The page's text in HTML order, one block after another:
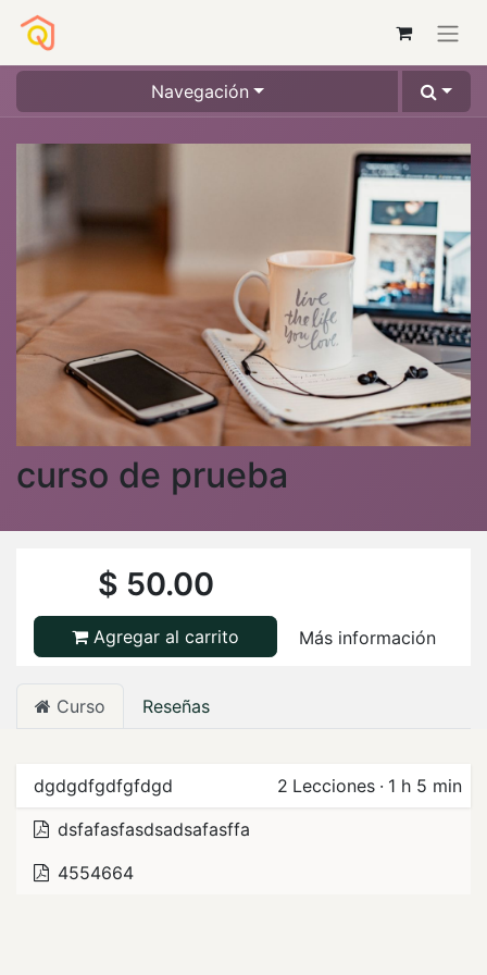
Navegación
curso de prueba
$ 50.00
Agregar al carrito Más información
Curso Reseñas
dgdgdfgdfgfdgd 2 Lecciones · 1 h 5 min
dsfafasfasdsadsafasffa
4554664